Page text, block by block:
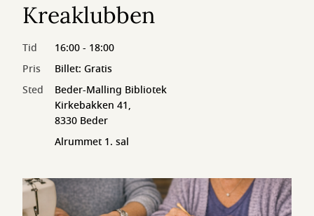
Kreaklubben
Tid
16:00 - 18:00
Pris
Billet: Gratis
Sted
Beder-Malling Bibliotek
Kirkebakken 41,
8330 Beder
Alrummet 1. sal